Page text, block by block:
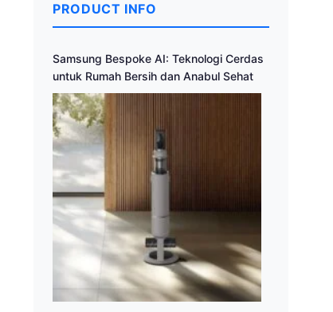
PRODUCT INFO
Samsung Bespoke AI: Teknologi Cerdas
untuk Rumah Bersih dan Anabul Sehat